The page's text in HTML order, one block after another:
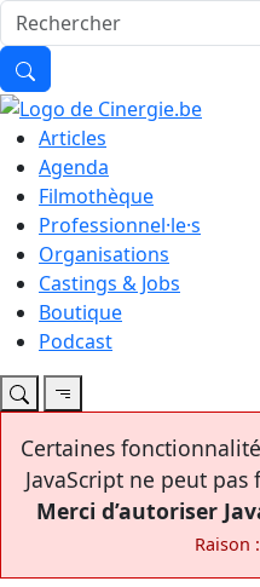
Articles
Agenda
Filmothèque
Professionnel·le·s
Organisations
Castings & Jobs
Boutique
Podcast
Certaines
JavaScript ne peut
Merci d’autoriser
Raison